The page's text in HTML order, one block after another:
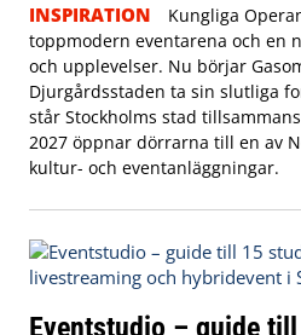
INSPIRATION
Kungliga
toppmodern eventarena och en
och upplevelser. Nu börjar
Djurgårdsstaden ta sin slutliga
står Stockholms stad
2027 öppnar dörrarna till en av
kultur- och eventanläggningar.
Eventstudio – guide